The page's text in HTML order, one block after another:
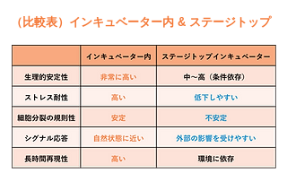
（比較表）インキュベーター内 & ステージトップ